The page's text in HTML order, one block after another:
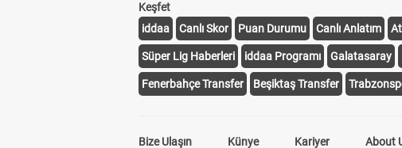
Keşfet
iddaa
Canlı Skor Puan Durumu Canlı Anlatım At
Süper Lig Haberleri iddaa Programı Galatasaray
Fenerbahçe Transfer Beşiktaş Transfer
Bize Ulaşın Künye Kariyer About